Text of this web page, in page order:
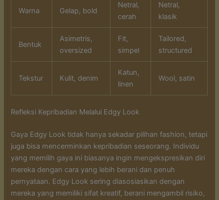
Warna Gelap, bold
Netral,
cerah
Netral,
klasik
Bentuk
Asimetris,
oversized
Fit,
simpel
Tailored,
structured
Tekstur Kulit, denim
Katun,
linen
Wool, satin
Refleksi Kepribadian Melalui Edgy Look
Gaya Edgy Look tidak hanya sekadar pilihan fashion, tetapi
juga bisa mencerminkan kepribadian seseorang. Individu
yang memilih gaya ini biasanya ingin mengekspresikan diri
mereka dengan cara yang lebih berani dan penuh
pernyataan. Edgy Look sering diasosiasikan dengan
mereka yang memiliki sifat kreatif, berani mengambil risiko,